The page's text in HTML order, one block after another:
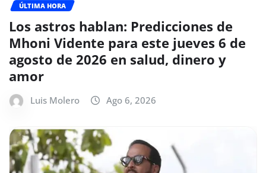
ÚLTIMA HORA
Los astros hablan: Predicciones de
Mhoni Vidente para este jueves 6 de
agosto de 2026 en salud, dinero y
amor
Luis Molero Ago 6, 2026